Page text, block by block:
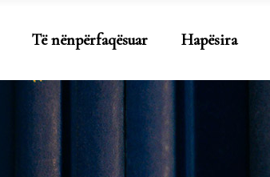
Të nënpërfaqësuar Hapësira